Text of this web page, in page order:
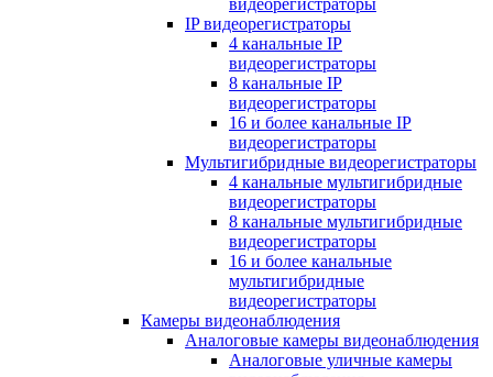
видеорегистраторы
IP видеорегистраторы
4 канальные IP
видеорегистраторы
8 канальные IP
видеорегистраторы
16 и более канальные IP
видеорегистраторы
Мультигибридные видеорегистраторы
4 канальные мультигибридные
видеорегистраторы
8 канальные мультигибридные
видеорегистраторы
16 и более канальные
мультигибридные
видеорегистраторы
Камеры видеонаблюдения
Аналоговые камеры видеонаблюдения
Аналоговые уличные камеры